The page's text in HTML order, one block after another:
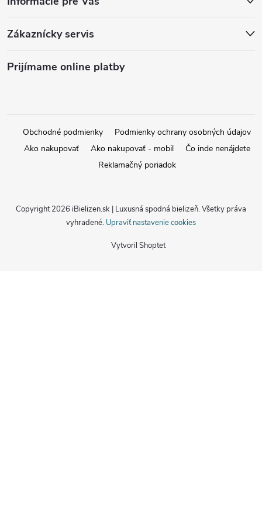
Zákaznícky servis
Prijímame online platby
Obchodné podmienky
Podmienky ochrany osobných údajov
Ako nakupovať
Ako nakupovať - mobil
Čo inde nenájdete
Reklamačný poriadok
Vytvoril Shoptet
Copyright 2026 iBielizen.sk | Luxusná spodná bielizeň. Všetky práva
vyhradené. Upraviť nastavenie cookies